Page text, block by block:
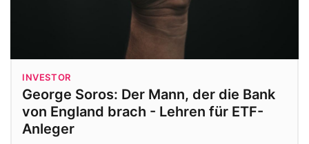
INVESTOR
George Soros: Der Mann, der die Bank
von England brach - Lehren für ETF-
Anleger